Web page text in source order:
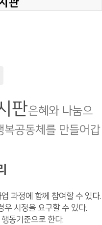
판은혜와 나눔으
복공동체를 만들어갑
과정에 함께 참여할 수 있다.
우 시정을 요구할 수 있다.
동기준으로 한다.